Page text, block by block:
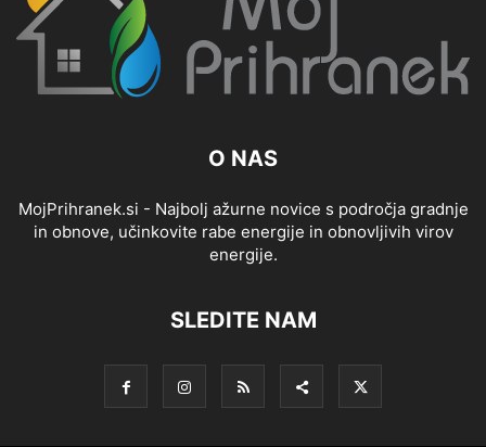
O NAS
MojPrihranek.si - Najbolj ažurne novice s področja gradnje
in obnove, učinkovite rabe energije in obnovljivih virov
energije.
SLEDITE NAM